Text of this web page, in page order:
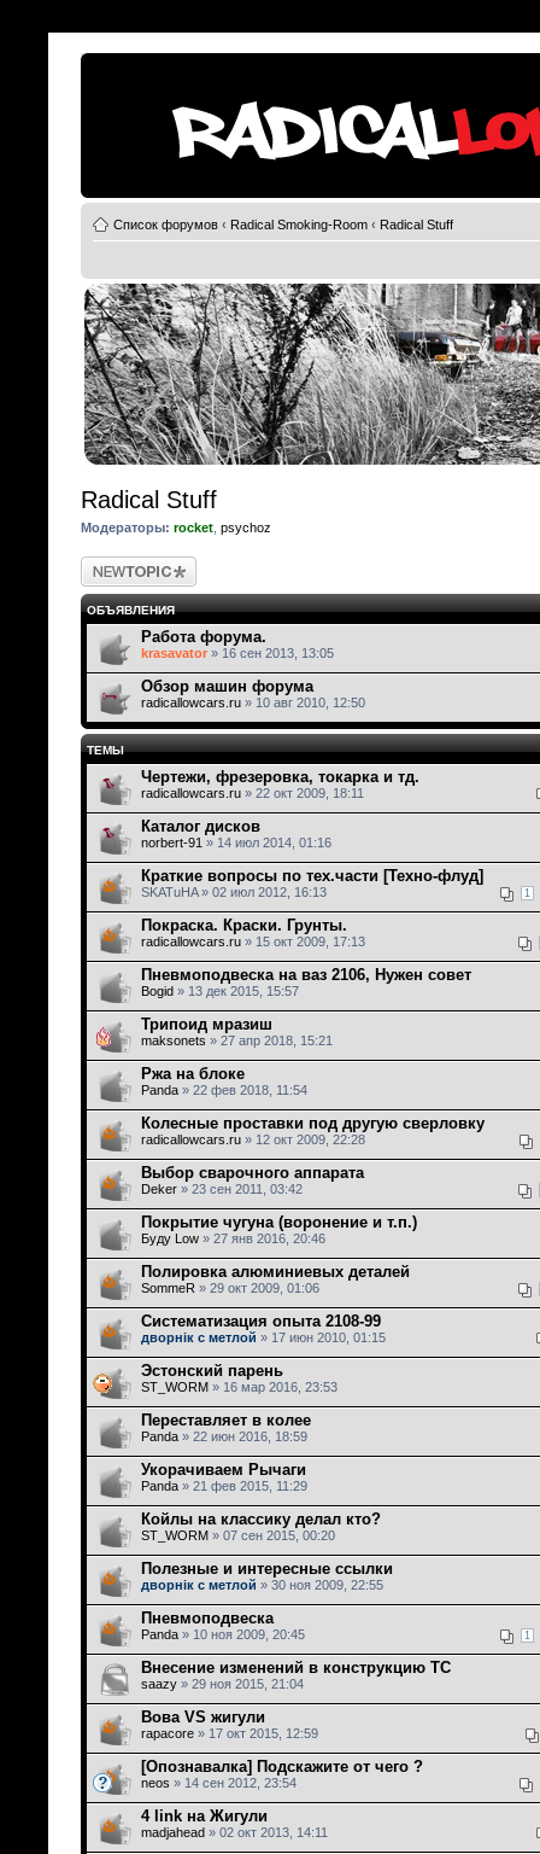
Список форумов ‹ Radical Smoking-Room ‹ Radical Stuff
Radical Stuff
Модераторы: rocket psychoz
Новая тема
ОБЪЯВЛЕНИЯ
Работа форума.
krasavator » 16 сен 2013, 13:05
Обзор машин форума
radicallowcars.ru » 10 авг 2010, 12:50
ТЕМЫ
Чертежи, фрезеровка, токарка и тд.
radicallowcars.ru » 22 окт 2009, 18:11
Каталог дисков
norbert-91 » 14 июл 2014, 01:16
Краткие вопросы по тех.части [Техно-флуд]
1
SKATuHA » 02 июл 2012, 16:13
Покраска. Краски. Грунты.
radicallowcars.ru » 15 окт 2009, 17:13
Пневмоподвеска на ваз 2106, Нужен совет
Bogid » 13 дек 2015, 15:57
Трипоид мразиш
maksonets » 27 апр 2018, 15:21
Ржа на блоке
Panda » 22 фев 2018, 11:54
Колесные проставки под другую сверловку
radicallowcars.ru » 12 окт 2009, 22:28
Выбор сварочного аппарата
Deker » 23 сен 2011, 03:42
Покрытие чугуна (воронение и т.п.)
Буду Low » 27 янв 2016, 20:46
Полировка алюминиевых деталей
SommeR » 29 окт 2009, 01:06
Систематизация опыта 2108-99
дворнiк с метлой » 17 июн 2010, 01:15
Эстонский парень
ST_WORM » 16 мар 2016, 23:53
Переставляет в колее
Panda » 22 июн 2016, 18:59
Укорачиваем Рычаги
Panda » 21 фев 2015, 11:29
Койлы на классику делал кто?
ST_WORM » 07 сен 2015, 00:20
Полезные и интересные ссылки
дворнiк с метлой » 30 ноя 2009, 22:55
Пневмоподвеска
1
Panda » 10 ноя 2009, 20:45
Внесение изменений в конструкцию ТС
saazy » 29 ноя 2015, 21:04
Вова VS жигули
rapacore » 17 окт 2015, 12:59
[Опознавалка] Подскажите от чего ?
neos » 14 сен 2012, 23:54
4 link на Жигули
madjahead » 02 окт 2013, 14:11